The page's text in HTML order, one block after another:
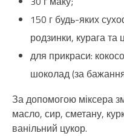
150 г будь-яких
родзинки, курага та
для прикраси:
шоколад (за
За допомогою міксера
масло, сир, сметану,
ванільний цукор.